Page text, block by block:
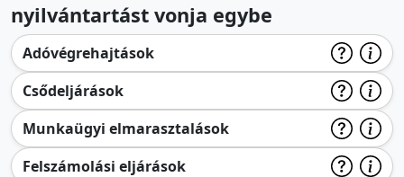
nyilvántartást vonja egybe
Adóvégrehajtások
Csődeljárások
Munkaügyi elmarasztalások
Felszámolási eljárások